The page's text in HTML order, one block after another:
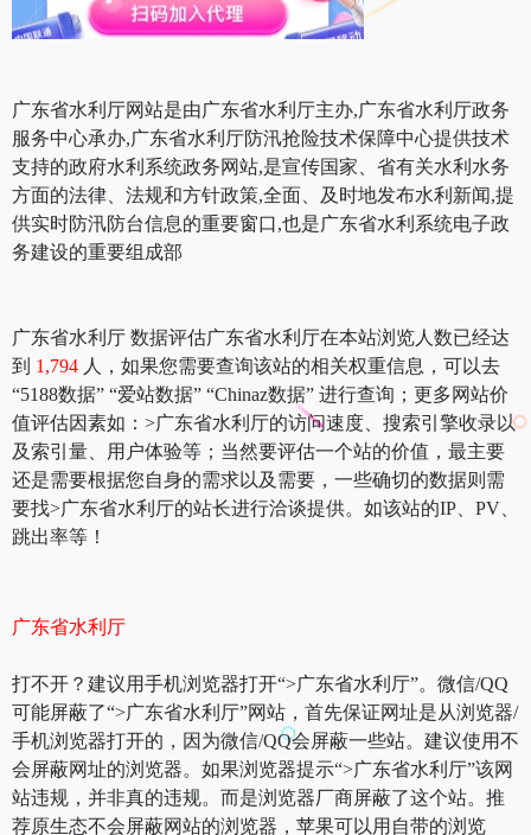
广东省水利厅网站是由广东省水利厅主办,广东省水利厅政务
服务中心承办,广东省水利厅防汛抢险技术保障中心提供技术
支持的政府水利系统政务网站,是宣传国家、省有关水利水务
方面的法律、法规和方针政策,全面、及时地发布水利新闻,提
供实时防汛防台信息的重要窗口,也是广东省水利系统电子政
务建设的重要组成部
广东省水利厅 数据评估广东省水利厅在本站浏览人数已经达
到 1,794 人，如果您需要查询该站的相关权重信息，可以去
“5188数据” “爱站数据” “Chinaz数据” 进行查询；更多网站价
值评估因素如：>广东省水利厅的访问速度、搜索引擎收录以
及索引量、用户体验等；当然要评估一个站的价值，最主要
还是需要根据您自身的需求以及需要，一些确切的数据则需
要找>广东省水利厅的站长进行洽谈提供。如该站的IP、PV、
跳出率等！
广东省水利厅
打不开？建议用手机浏览器打开“>广东省水利厅”。微信/QQ
可能屏蔽了“>广东省水利厅”网站，首先保证网址是从浏览器/
手机浏览器打开的，因为微信/QQ会屏蔽一些站。建议使用不
会屏蔽网址的浏览器。如果浏览器提示“>广东省水利厅”该网
站违规，并非真的违规。而是浏览器厂商屏蔽了这个站。推
荐原生态不会屏蔽网站的浏览器，苹果可以用自带的浏览